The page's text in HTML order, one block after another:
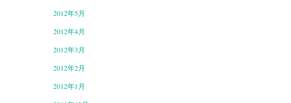
2012年5月
2012年4月
2012年3月
2012年2月
2012年1月